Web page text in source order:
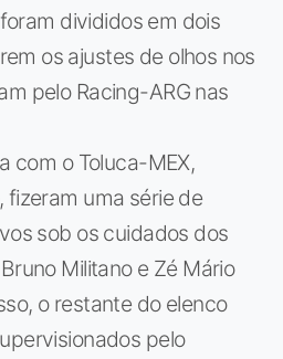
divididos em dois
os ajustes de olhos nos
pelo Racing-ARG nas
com o Toluca-MEX,
uma série de
sob os cuidados dos
Militano e Zé Mário
o restante do elenco
pelo